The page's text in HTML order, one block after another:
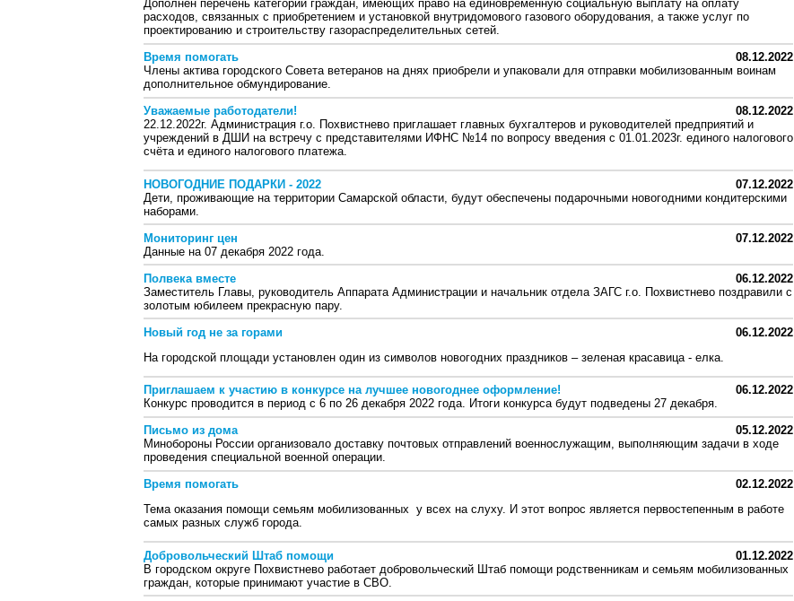
Дополнен перечень категорий граждан, имеющих право на единовременную социальную выплату на оплату
расходов, связанных с приобретением и установкой внутридомового газового оборудования, а также услуг по
проектированию и строительству газораспределительных сетей.
08.12.2022
Время помогать
Члены актива городского Совета ветеранов на днях приобрели и упаковали для отправки мобилизованным воинам
дополнительное обмундирование.
08.12.2022
Уважаемые работодатели!
22.12.2022г. Администрация г.о. Похвистнево приглашает главных бухгалтеров и руководителей предприятий и
учреждений в ДШИ на встречу с представителями ИФНС №14 по вопросу введения с 01.01.2023г. единого налогового
счёта и единого налогового платежа.
07.12.2022
НОВОГОДНИЕ ПОДАРКИ - 2022
Дети, проживающие на территории Самарской области, будут обеспечены подарочными новогодними кондитерскими
наборами.
07.12.2022
Мониторинг цен
Данные на 07 декабря 2022 года.
06.12.2022
Полвека вместе
Заместитель Главы, руководитель Аппарата Администрации и начальник отдела ЗАГС г.о. Похвистнево поздравили с
золотым юбилеем прекрасную пару.
06.12.2022
Новый год не за горами
На городской площади установлен один из символов новогодних праздников – зеленая красавица - елка.
06.12.2022
Приглашаем к участию в конкурсе на лучшее новогоднее оформление!
Конкурс проводится в период с 6 по 26 декабря 2022 года. Итоги конкурса будут подведены 27 декабря.
05.12.2022
Письмо из дома
Минобороны России организовало доставку почтовых отправлений военнослужащим, выполняющим задачи в ходе
проведения специальной военной операции.
02.12.2022
Время помогать
Тема оказания помощи семьям мобилизованных у всех на слуху. И этот вопрос является первостепенным в работе
самых разных служб города.
01.12.2022
Добровольческий Штаб помощи
В городском округе Похвистнево работает добровольческий Штаб помощи родственникам и семьям мобилизованных
граждан, которые принимают участие в СВО.